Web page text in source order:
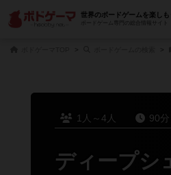
世界のボードゲームを楽しも
ボードゲーム専門の総合情報サイト
1人～4人 90
ディープシ